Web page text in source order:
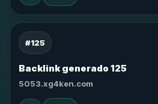
#125
Backlink generado 125
5053.xg4ken.com